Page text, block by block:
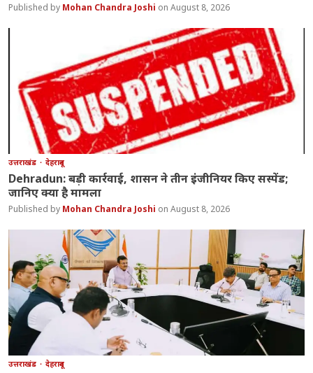
Mohan Chandra Joshi August 8, 2026
उत्तराखंड देहरादून
Dehradun: बड़ी कार्रवाई, शासन ने तीन इंजीनियर किए सस्पेंड;
जानिए क्या है मामला
Mohan Chandra Joshi August 8, 2026
उत्तराखंड देहरादून